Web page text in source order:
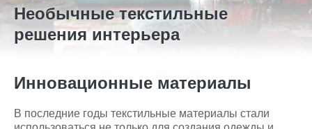
Необычные текстильные
решения интерьера
Инновационные материалы
В последние годы текстильные материалы стали